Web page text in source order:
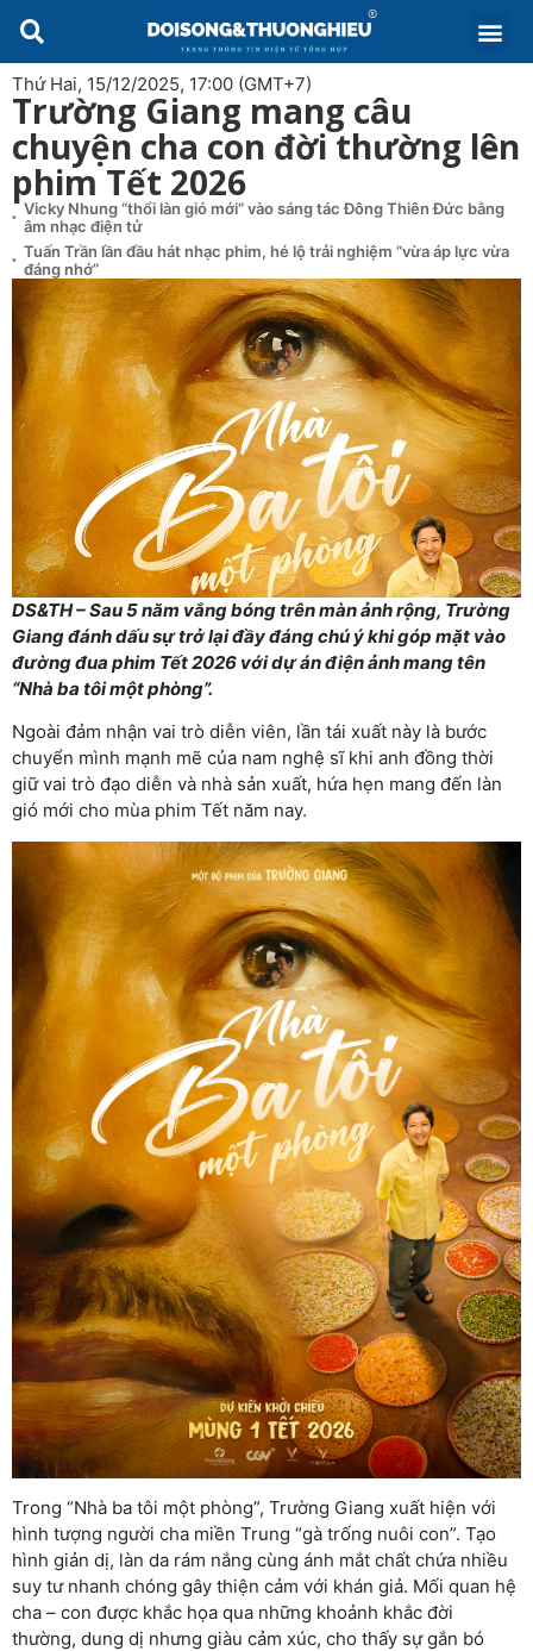
Thứ Hai, 15/12/2025, 17:00 (GMT+7)
Trường Giang mang câu
chuyện cha con đời thường lên
phim Tết 2026
Vicky Nhung “thổi làn gió mới” vào sáng tác Đông Thiên Đức bằng
âm nhạc điện tử
Tuấn Trần lần đầu hát nhạc phim, hé lộ trải nghiệm “vừa áp lực vừa
đáng nhớ”
DS&TH – Sau 5 năm vắng bóng trên màn ảnh rộng, Trường
Giang đánh dấu sự trở lại đầy đáng chú ý khi góp mặt vào
đường đua phim Tết 2026 với dự án điện ảnh mang tên
“Nhà ba tôi một phòng”.
Ngoài đảm nhận vai trò diễn viên, lần tái xuất này là bước
chuyển mình mạnh mẽ của nam nghệ sĩ khi anh đồng thời
giữ vai trò đạo diễn và nhà sản xuất, hứa hẹn mang đến làn
gió mới cho mùa phim Tết năm nay.
Trong “Nhà ba tôi một phòng”, Trường Giang xuất hiện với
hình tượng người cha miền Trung “gà trống nuôi con”. Tạo
hình giản dị, làn da rám nắng cùng ánh mắt chất chứa nhiều
suy tư nhanh chóng gây thiện cảm với khán giả. Mối quan hệ
cha – con được khắc họa qua những khoảnh khắc đời
thường, dung dị nhưng giàu cảm xúc, cho thấy sự gắn bó